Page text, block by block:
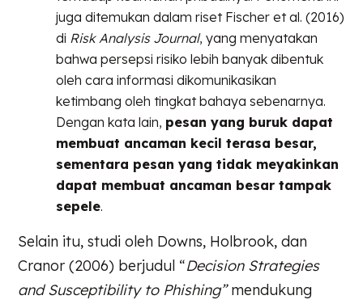
juga ditemukan dalam riset Fischer et al. (2016)
di Risk Analysis Journal, yang menyatakan
bahwa persepsi risiko lebih banyak dibentuk
oleh cara informasi dikomunikasikan
ketimbang oleh tingkat bahaya sebenarnya.
Dengan kata lain, pesan yang buruk dapat
membuat ancaman kecil terasa besar,
sementara pesan yang tidak meyakinkan
dapat membuat ancaman besar tampak
sepele.
Selain itu, studi oleh Downs, Holbrook, dan
Cranor (2006) berjudul “Decision Strategies
and Susceptibility to Phishing”mendukung